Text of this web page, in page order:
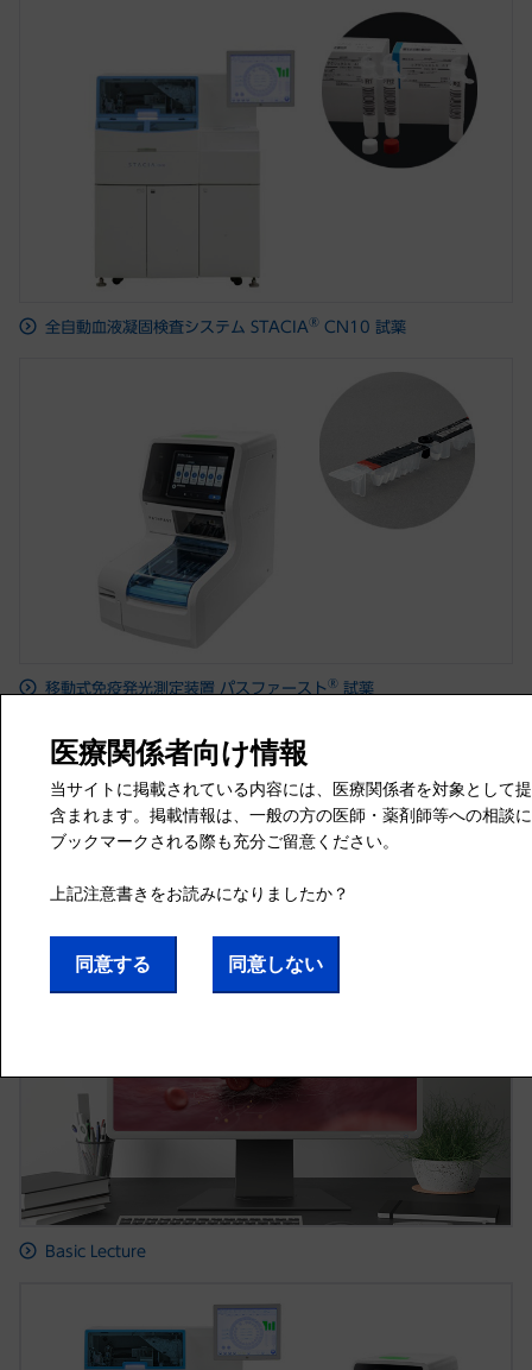
全自動血液凝固検査システム STACIA® CN10 試薬
移動式免疫発光測定装置 パスファースト ® 試薬
Basic Lecture